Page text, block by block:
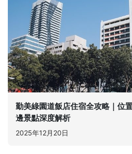
勤美綠園道飯店住宿全攻略｜位
邊景點深度解析
2025年12月20日